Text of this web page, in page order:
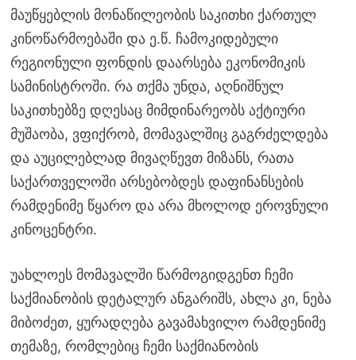
მაუწყებლის მონაწილეობის საკითხი ქართულ
კინოწარმოებაში და ე.წ. ჩამოკიდებული
რეგიონული ფონდის დაარსება ეკონომიკის
სამინისტროში. რა თქმა უნდა, აღნიშნულ
საკითხებზე დღესაც მიმდინარეობს აქტიური
მუშაობა, ვფიქრობ, მომავალშიც გაგრძელდება
და აუცილებლად მივაღწევთ მიზანს, რათა
საქართველოში არსებობდეს დაფინანსების
რამდენიმე წყარო და არა მხოლოდ ეროვნული
კინოცენტრი.
უახლოეს მომავალში წარმოგიდგენთ ჩემი
საქმიანობის დეტალურ ანგარიშს, ახლა კი, ნება
მიბოძეთ, ყურადღება გავამახვილო რამდენიმე
თემაზე, რომლებიც ჩემი საქმიანობის